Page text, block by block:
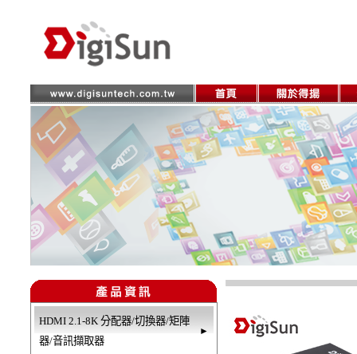
HDMI 2.1-8K 分配器/切換器/矩陣
器/音訊擷取器
►